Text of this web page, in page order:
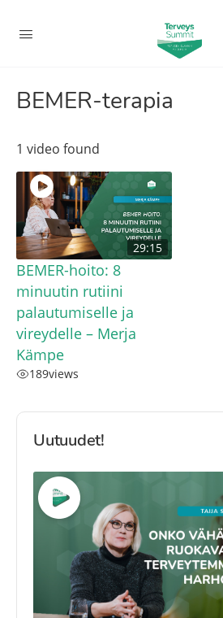
BEMER-terapia
1 video found
29:15
BEMER-hoito: 8
minuutin rutiini
palautumiselle ja
vireydelle – Merja
Kämpe
189views
Uutuudet!